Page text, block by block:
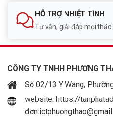
HỖ TRỢ NHIỆT TÌNH
Tư vấn, giải đáp mọi thắc
CÔNG TY TNHH PHƯƠNG
Số 02/13 Y Wang,
website: https://